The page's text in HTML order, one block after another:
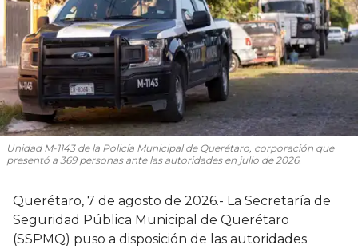
Unidad M-1143 de la Policía Municipal de Querétaro, corporación que
presentó a 369 personas ante las autoridades en julio de 2026.
Querétaro, 7 de agosto de 2026.- La Secretaría de
Seguridad Pública Municipal de Querétaro
(SSPMQ) puso a disposición de las autoridades